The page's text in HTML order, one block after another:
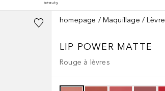
homepage Maquillage
LIP POWER MATTE
Rouge à lèvres